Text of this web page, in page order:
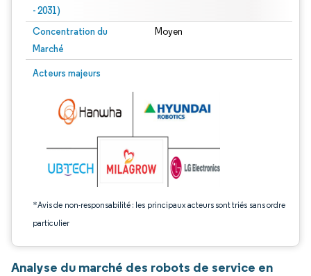
- 2031)
Concentration du
Marché
Moyen
Acteurs majeurs
*Avis de non-responsabilité : les principaux acteurs sont triés sans ordre
particulier
Image © Mordor Intelligence. La réutilisation nécessite une attribution sous CC
Analyse du marché des robots de service en